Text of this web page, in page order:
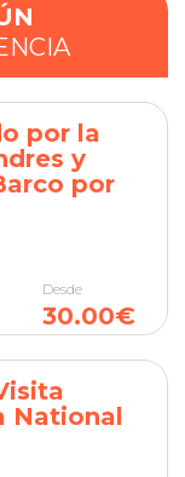
por la
y
por
Desde
30.00€
National